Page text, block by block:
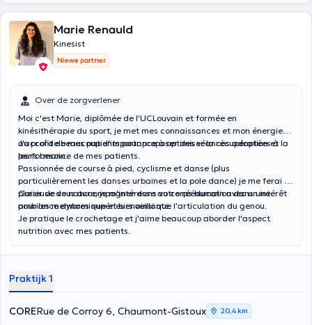
Marie Renauld
Kinesist
Niewe partner
Over de zorgverlener
Moi c'est Marie, diplômée de l'UCLouvain et formée en
kinésithérapie du sport, je met mes connaissances et mon énergie
au profit de mes patients pour proposer des séances adaptées à
leurs besoin.
J'accorde beaucoup d'importance à optimiser la récupération et la
performance de mes patients.
Passionnée de course à pied, cyclisme et danse (plus
particulièrement les danses urbaines et la pole dance) je me ferai un
plaisir de vous accompagner dans votre rééducation dans une
ambiance dynamique et bienveillante.
Curieuse de nature, je m'intéresse au corps humain avec un intérêt
pour les membres supérieurs ainsi que l'articulation du genou.
Je pratique le crochetage et j'aime beaucoup aborder l'aspect
nutrition avec mes patients.
Praktijk 1
CORERue de Corroy 6, Chaumont-Gistoux 20,4 km